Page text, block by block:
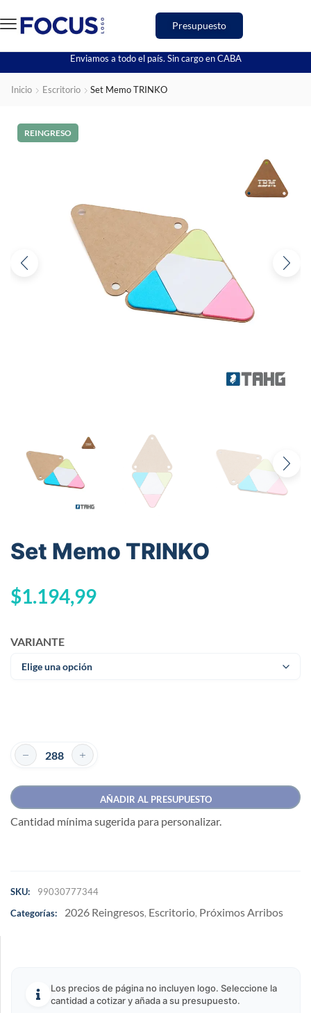
Presupuesto
Enviamos a todo el país. Sin cargo en CABA
Inicio Escritorio Set Memo TRINKO
REINGRESO
Set Memo TRINKO
$1.194,99
VARIANTE
AÑADIR AL PRESUPUESTO
Cantidad mínima sugerida para personalizar.
SKU:
99030777344
Categorías:
2026 Reingresos, Escritorio, Próximos Arribos
Los precios de página no incluyen logo. Seleccione la
cantidad a cotizar y añada a su presupuesto.